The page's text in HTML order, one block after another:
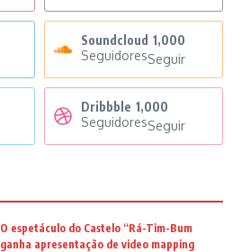
Soundcloud 1,000
SeguidoresSeguir
Dribbble 1,000
SeguidoresSeguir
O espetáculo do Castelo “Rá-Tim-Bum
ganha apresentação de video mapping